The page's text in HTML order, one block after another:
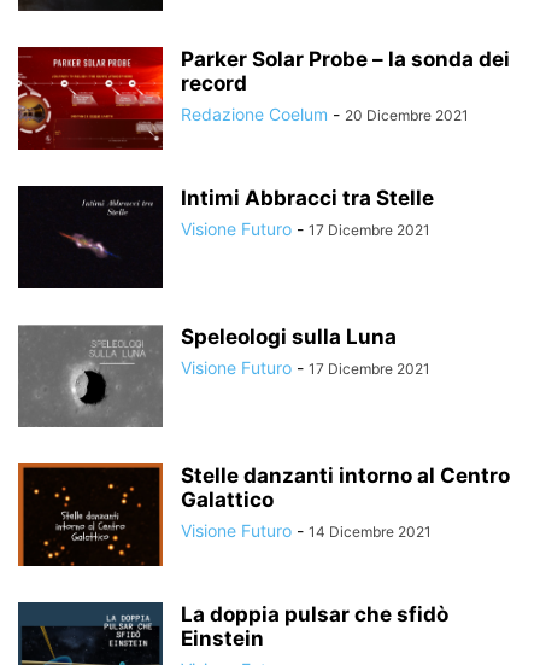
Parker Solar Probe – la sonda dei
record
Redazione Coelum - 20 Dicembre 2021
Intimi Abbracci tra Stelle
Visione Futuro - 17 Dicembre 2021
Speleologi sulla Luna
Visione Futuro - 17 Dicembre 2021
Stelle danzanti intorno al Centro
Galattico
Visione Futuro - 14 Dicembre 2021
La doppia pulsar che sfidò
Einstein